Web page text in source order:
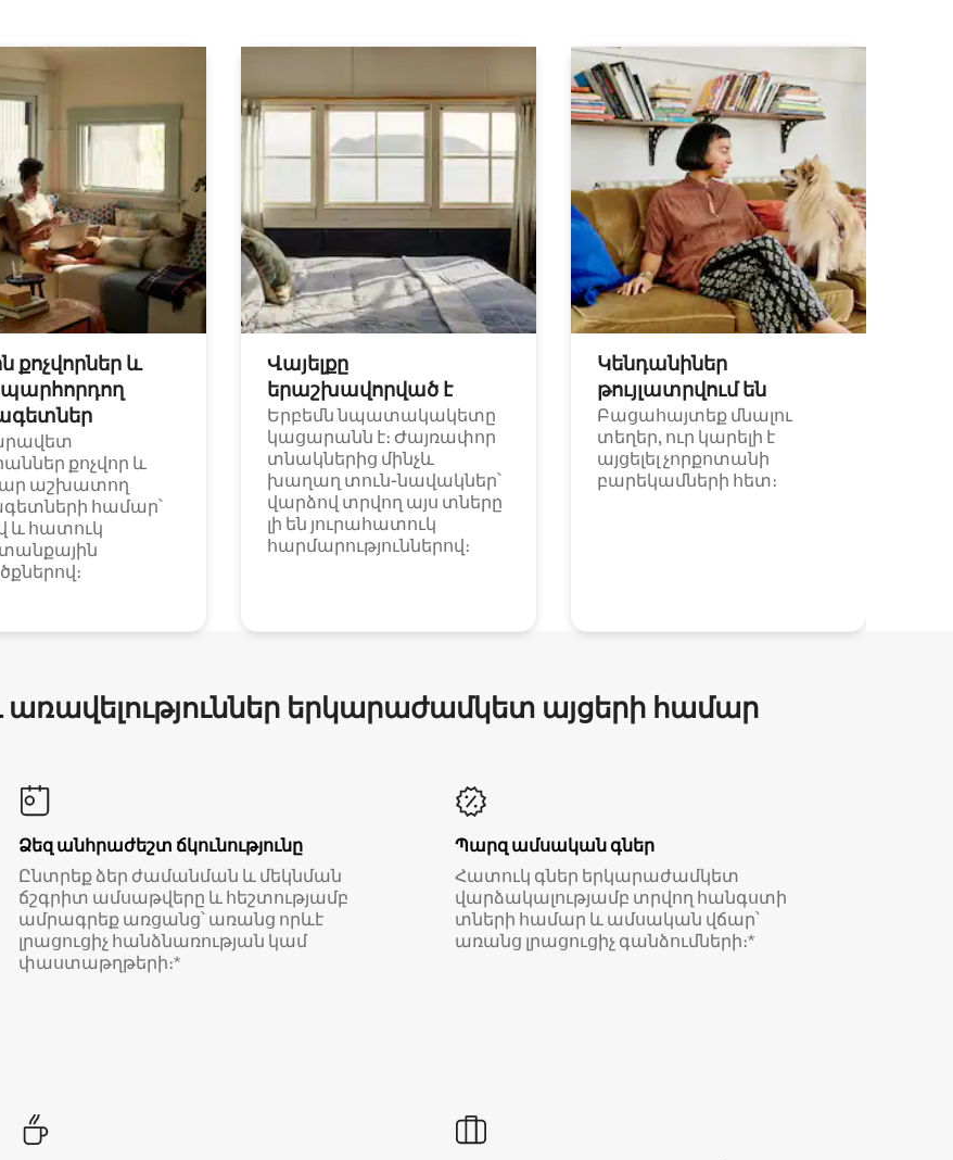
քոչվորներ և
քոչվոր և
աշխատող
համար՝
և հատուկ
Վայելքը
երաշխավորված է
Երբեմն նպատակակետը
կացարանն է։ Ժայռափոր
տնակներից մինչև
խաղաղ տուն-նավակներ՝
վարձով տրվող այս տները
լի են յուրահատուկ
հարմարություններով։
Կենդանիներ
թույլատրվում են
Բացահայտեք մնալու
տեղեր, ուր կարելի է
այցելել չորքոտանի
բարեկամների հետ։
առավելություններ երկարաժամկետ այցերի համար
Ձեզ անհրաժեշտ ճկունությունը
Ընտրեք ձեր ժամանման և մեկնման
ճշգրիտ ամսաթվերը և հեշտությամբ
ամրագրեք առցանց՝ առանց որևէ
լրացուցիչ հանձնառության կամ
փաստաթղթերի։*
Պարզ ամսական գներ
Հատուկ գներ երկարաժամկետ
վարձակալությամբ տրվող հանգստի
տների համար և ամսական վճար՝
առանց լրացուցիչ գանձումների։*